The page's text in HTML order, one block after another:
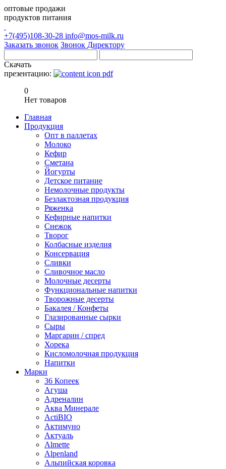
оптовые продажи
продуктов питания
+7(495)108-30-28 info@mos-milk.ru
Заказать звонок Звонок Директору
Скачать
презентацию:
0
Нет товаров
Главная
Продукция
Опт в паллетах
Молоко
Кефир
Сметана
Йогурты
Детское питание
Немолочные продукты
Безлактозная продукция
Ряженка
Кефирные напитки
Снежок
Творог
Колбасные изделия
Консервация
Сливки
Сливочное масло
Молочные десерты
Функциональные напитки
Творожные десерты
Бакалея / Конфеты
Глазированные сырки
Сыры
Маргарин / спред
Хорека
Кисломолочная продукция
Напитки
Марки
36 Копеек
Агуша
Адреналин
Аква Минерале
ActiBIO
Актимуно
Актуаль
Almette
Alpenland
Альпийская коровка